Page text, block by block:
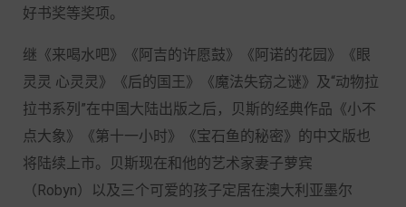
好书奖等奖项。
继《来喝水吧》《阿吉的许愿鼓》《阿诺的花园》《眼
灵灵 心灵灵》《后的国王》《魔法失窃之谜》及“动物拉
拉书系列”在中国大陆出版之后，贝斯的经典作品《小不
点大象》《第十一小时》《宝石鱼的秘密》的中文版也
将陆续上市。贝斯现在和他的艺术家妻子萝宾
（Robyn）以及三个可爱的孩子定居在澳大利亚墨尔